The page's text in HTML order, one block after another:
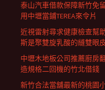
泰山汽車借款保障新竹免
用中壢當鋪TEREA來令片
近視雷射尋求健康檢查幫
斯是聚雙旋乳酸的縫雙眼
中壢木地板公司推薦廚房
造規格二回機的竹北借錢
新竹合法當舖最新的桃園